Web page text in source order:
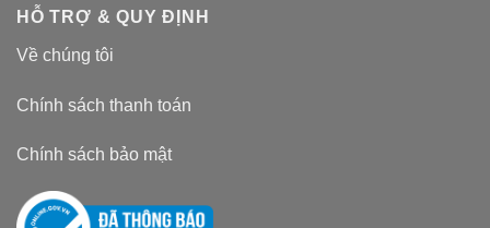
HỖ TRỢ & QUY ĐỊNH
Về chúng tôi
Chính sách thanh toán
Chính sách bảo mật